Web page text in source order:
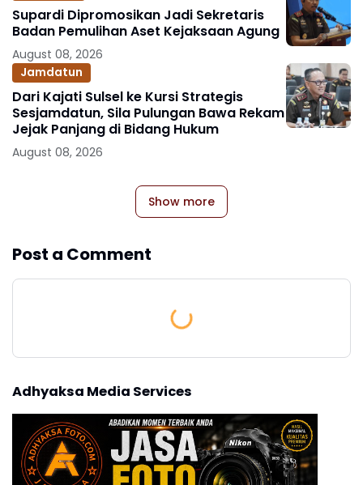
Supardi Dipromosikan Jadi Sekretaris
Badan Pemulihan Aset Kejaksaan Agung
August 08, 2026
Jamdatun
Dari Kajati Sulsel ke Kursi Strategis
Sesjamdatun, Sila Pulungan Bawa Rekam
Jejak Panjang di Bidang Hukum
August 08, 2026
Show more
Post a Comment
Adhyaksa Media Services